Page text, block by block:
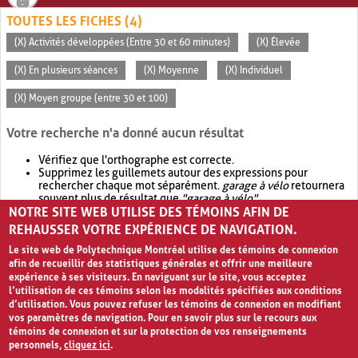
TOUTES LES FICHES (4)
(X) Activités développées (Entre 30 et 60 minutes) (X) Élevée
(X) En plusieurs séances (X) Moyenne (X) Individuel
(X) Moyen groupe (entre 30 et 100)
Votre recherche n'a donné aucun résultat
Vérifiez que l'orthographe est correcte.
Supprimez les guillemets autour des expressions pour
rechercher chaque mot séparément. garage à véloretournera
souvent plus de résultat que"garage à vélo".
Envisagez d'élargir votre recherche avec OR.garage OR vélo
retournera souvent plus de résultat quegarage à vélo
NOTRE SITE WEB UTILISE DES TÉMOINS AFIN DE
REHAUSSER VOTRE EXPÉRIENCE DE NAVIGATION.
Le site web de Polytechnique Montréal utilise des témoins de connexion
afin de recueillir des statistiques générales et offrir une meilleure
expérience à ses visiteurs. En naviguant sur le site, vous acceptez
l’utilisation de ces témoins selon les modalités spécifiées aux conditions
d’utilisation. Vous pouvez refuser les témoins de connexion en modifiant
vos paramètres de navigation. Pour en savoir plus sur le recours aux
témoins de connexion et sur la protection de vos renseignements
personnels,cliquez ici.